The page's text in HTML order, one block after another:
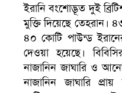
ইরানি বংশোদ্ভূত দুই
মুক্তি দিয়েছে তেহরান।
৪০ কোটি পাউন্ড
দেওয়া হয়েছে।
নাজানিন জাঘারি ও
নাজানিন জাঘারি